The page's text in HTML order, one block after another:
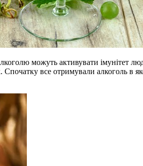
можуть активувати імунітет
все отримували алкоголь в